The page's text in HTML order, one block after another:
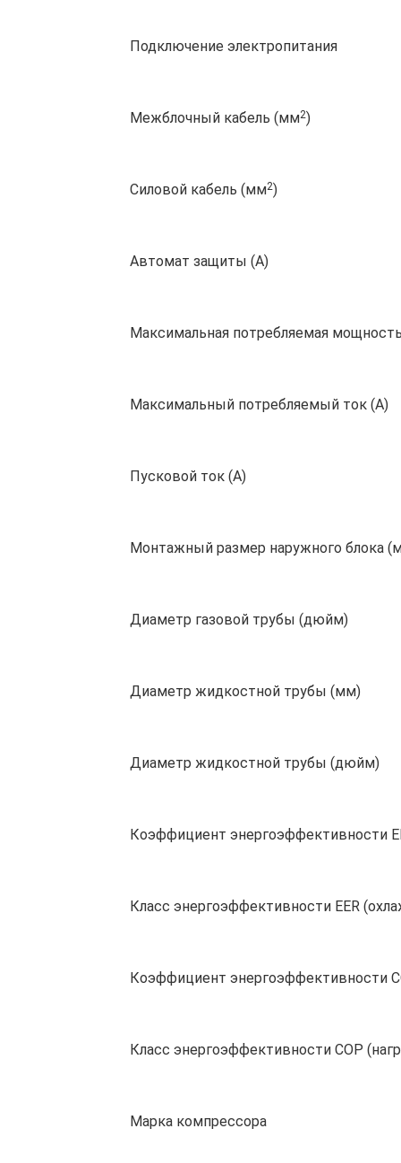
Подключение электропитания
Межблочный кабель (мм2)
Силовой кабель (мм2)
Автомат защиты (А)
Максимальная потребляемая
Максимальный потребляемый ток (А)
Пусковой ток (А)
Монтажный размер наружного блока
Диаметр газовой трубы (дюйм)
Диаметр жидкостной трубы (мм)
Диаметр жидкостной трубы (дюйм)
Коэффициент энергоэффективности
Класс энергоэффективности EER
Коэффициент энергоэффективности
Класс энергоэффективности COP
Марка компрессора